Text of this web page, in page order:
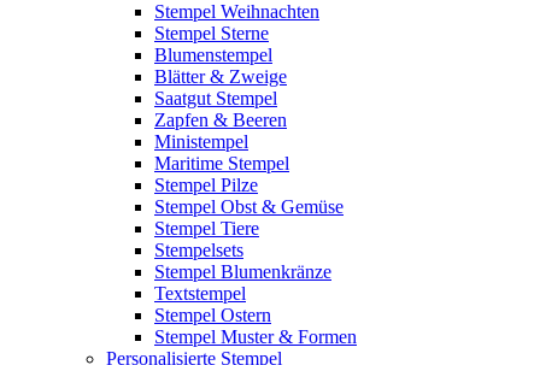
Stempel Weihnachten
Stempel Sterne
Blumenstempel
Blätter & Zweige
Saatgut Stempel
Zapfen & Beeren
Ministempel
Maritime Stempel
Stempel Pilze
Stempel Obst & Gemüse
Stempel Tiere
Stempelsets
Stempel Blumenkränze
Textstempel
Stempel Ostern
Stempel Muster & Formen
Personalisierte Stempel